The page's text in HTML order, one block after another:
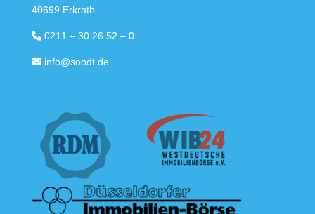
40699 Erkrath
0211 – 30 26 52 – 0
info@soodt.de